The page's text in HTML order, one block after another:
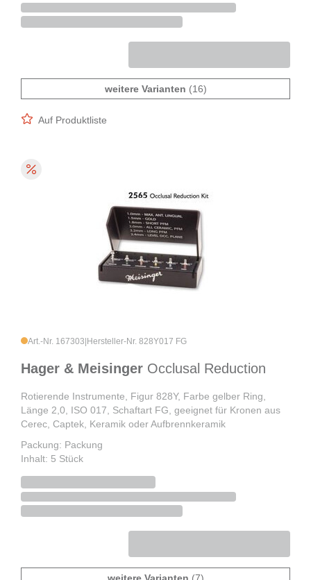
weitere Varianten (16)
Auf Produktliste
Art.-Nr. 167303 Hersteller-Nr. 828Y017 FG
Hager & Meisinger Occlusal Reduction
Rotierende Instrumente, Figur 828Y, Farbe gelber Ring,
Länge 2,0, ISO 017, Schaftart FG, geeignet für Kronen aus
Cerec, Captek, Keramik oder Aufbrennkeramik
Packung: Packung
Inhalt: 5 Stück